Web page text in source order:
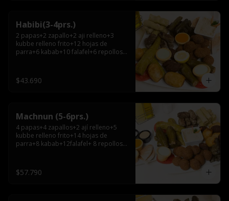
Habibi(3-4prs.)
2 papas+2 zapallo+2 aji relleno+3
kubbe relleno frito+12 hojas de
parra+6 kabab+10 falafel+6 repollos+
$43.690
Machnun (5-6prs.)
4 papas+4 zapallos+2 ají relleno+5
kubbe relleno frito+14 hojas de
parra+8 kabab+12falafel+ 8 repollos+
$57.790